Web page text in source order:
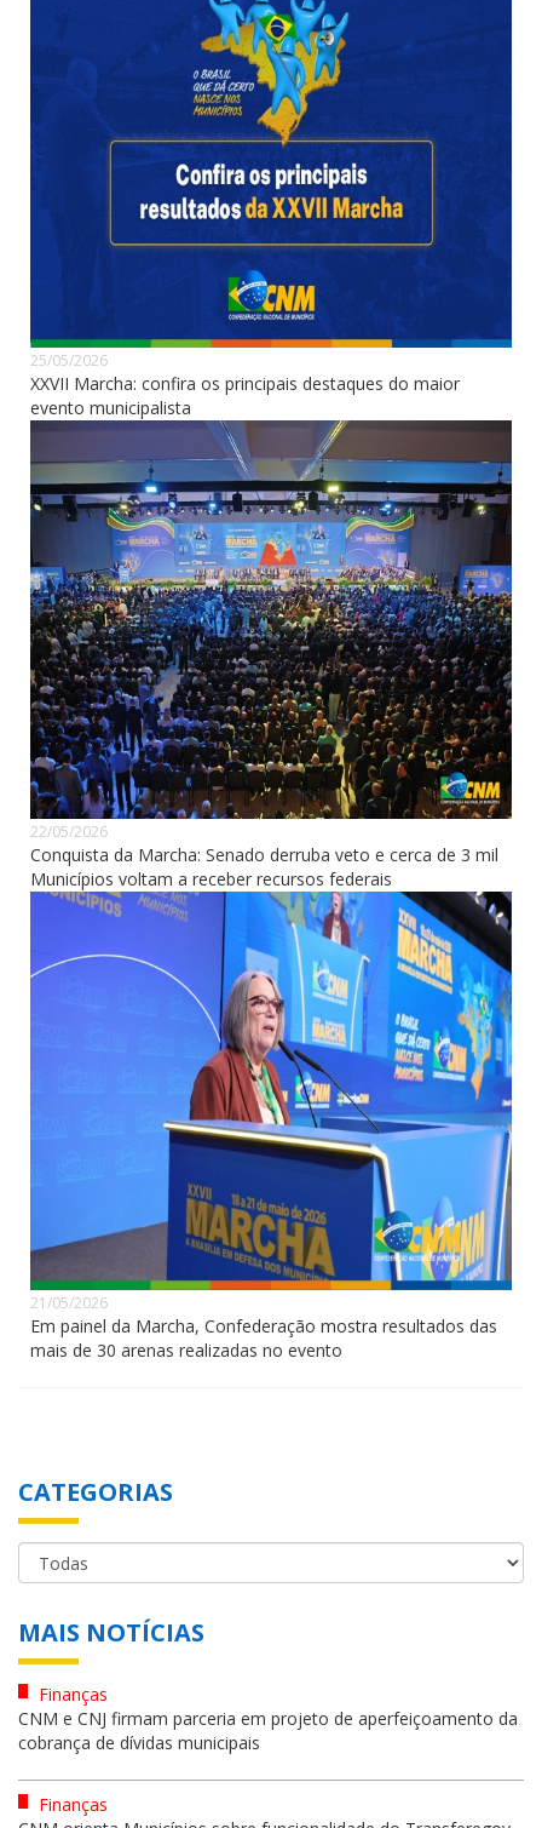
25/05/2026
XXVII Marcha: confira os principais destaques do maior
evento municipalista
22/05/2026
Conquista da Marcha: Senado derruba veto e cerca de 3 mil
Municípios voltam a receber recursos federais
21/05/2026
Em painel da Marcha, Confederação mostra resultados das
mais de 30 arenas realizadas no evento
CATEGORIAS
MAIS NOTÍCIAS
Finanças
CNM e CNJ firmam parceria em projeto de aperfeiçoamento da
cobrança de dívidas municipais
Finanças